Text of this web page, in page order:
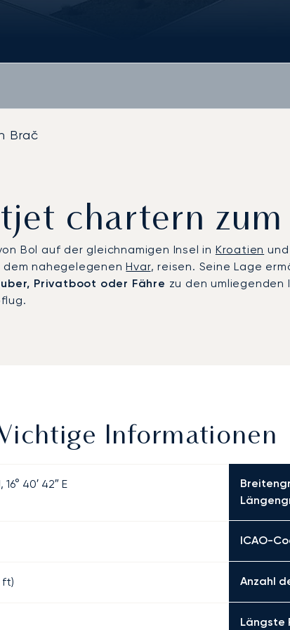
Brač
chartern zum
Bol auf der gleichnamigen Insel in Kroatien
dem nahegelegenenHvar, reisen. Seine Lage
Privatboot oder Fähre zu den
Informationen
16° 40′ 42″ E
ICAO-
ft) Anzahl
Längste